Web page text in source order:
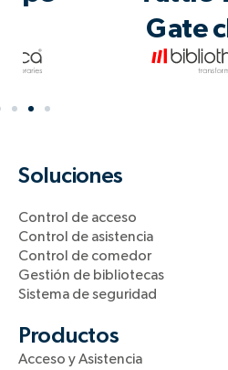
Gate
Soluciones
Control de acceso
Control de asistencia
Control de comedor
Gestión de bibliotecas
Sistema de seguridad
Productos
Acceso y Asistencia